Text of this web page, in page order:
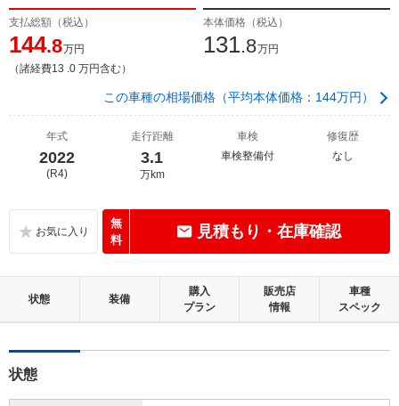
支払総額（税込）
144.8万円
（諸経費13 .0 万円含む）
本体価格（税込）
131.8万円
この車種の相場価格（平均本体価格：144万円）
年式
2022
(R4)
走行距離
3.1
万km
車検
車検整備付
修復歴
なし
無
料
見積もり・在庫確認
状態 装備
購入
プラン
販売店
情報
車種
スペック
状態